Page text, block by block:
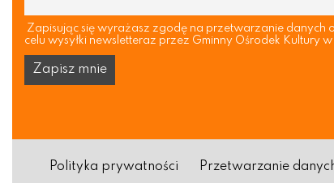
Zapisując się wyrażasz zgodę na przetwarzanie danych
celu wysyłki newsletteraz przez Gminny Ośrodek Kultury
Polityka prywatności Przetwarzanie